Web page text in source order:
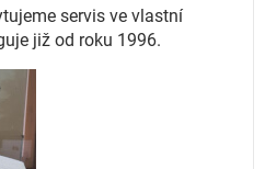
servis ve vlastní
již od roku 1996.